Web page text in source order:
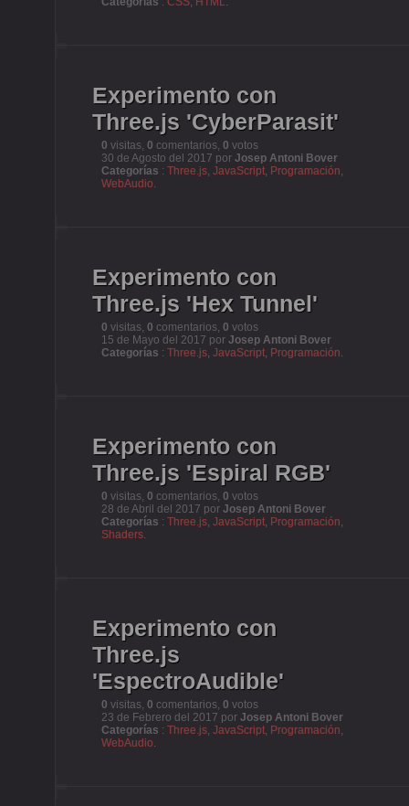
Experimento con
Three.js 'CyberParasit'
0 visitas, 0 comentarios, 0 votos
30 de Agosto del 2017 por Josep Antoni Bover
Categorías : Three.js, JavaScript, Programación,
WebAudio.
Experimento con
Three.js 'Hex Tunnel'
0 visitas, 0 comentarios, 0 votos
15 de Mayo del 2017 por Josep Antoni Bover
Categorías : Three.js, JavaScript, Programación.
Experimento con
Three.js 'Espiral RGB'
0 visitas, 0 comentarios, 0 votos
28 de Abril del 2017 por Josep Antoni Bover
Categorías : Three.js, JavaScript, Programación,
Shaders.
Experimento con
Three.js
'EspectroAudible'
0 visitas, 0 comentarios, 0 votos
23 de Febrero del 2017 por Josep Antoni Bover
Categorías : Three.js, JavaScript, Programación,
WebAudio.